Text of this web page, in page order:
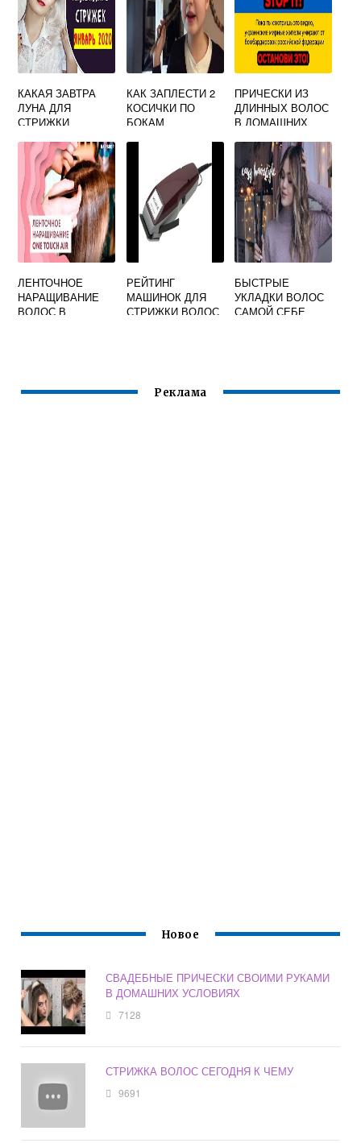
КАКАЯ ЗАВТРА
ЛУНА ДЛЯ
СТРИЖКИ
КАК ЗАПЛЕСТИ 2
КОСИЧКИ ПО
БОКАМ
ПРИЧЕСКИ ИЗ
ДЛИННЫХ ВОЛОС
В ДОМАШНИХ
ВИДЕО
ЛЕНТОЧНОЕ
НАРАЩИВАНИЕ
ВОЛОС В
РЕЙТИНГ
МАШИНОК ДЛЯ
СТРИЖКИ ВОЛОС
БЫСТРЫЕ
УКЛАДКИ ВОЛОС
САМОЙ СЕБЕ
Реклама
Новое
СВАДЕБНЫЕ ПРИЧЕСКИ СВОИМИ РУКАМИ
В ДОМАШНИХ УСЛОВИЯХ
7128
СТРИЖКА ВОЛОС СЕГОДНЯ К ЧЕМУ
9691